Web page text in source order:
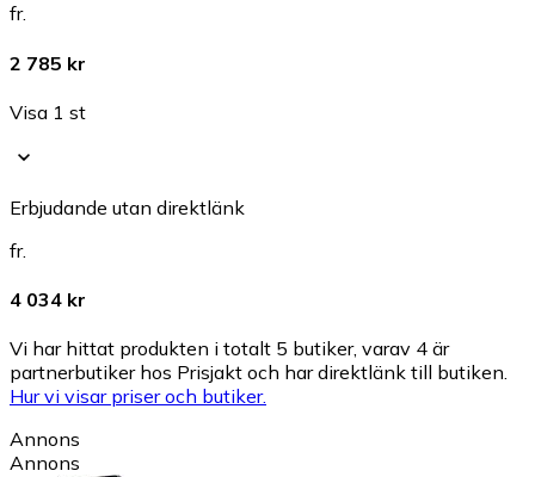
fr.
2 785 kr
Visa 1 st
Erbjudande utan direktlänk
fr.
4 034 kr
Vi har hittat produkten i totalt 5 butiker, varav 4 är
partnerbutiker hos Prisjakt och har direktlänk till butiken.
Hur vi visar priser och butiker.
Annons
Annons